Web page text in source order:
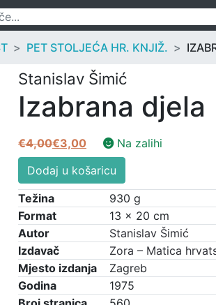
PET STOLJEĆA HR. KNJIŽ.
Stanislav Šimić
Izabrana djela
€4,00
Izvorna
cijena
bila
je:
€4,00.
€3,00
Trenutna
cijena
je:
€3,00.
Na zalihi
Izabrana
djela
količina
Dodaj u košaricu
Težina
930 g
Format
13 × 20 cm
Autor
Stanislav Šimić
Izdavač
Zora – Matica
Mjesto izdanja
Zagreb
Godina
1975